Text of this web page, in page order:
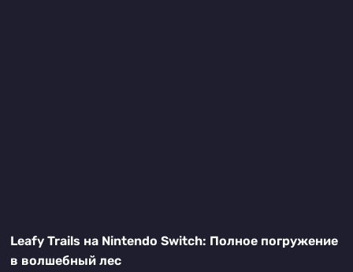
Leafy Trails на Nintendo Switch: Полное погружение
в волшебный лес